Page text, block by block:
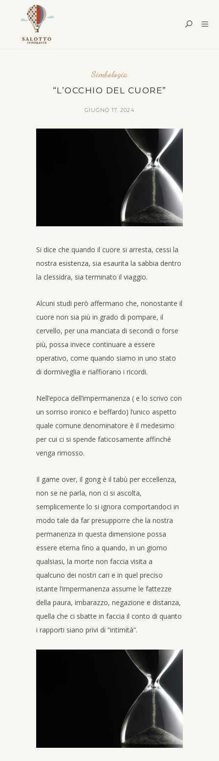
Simbologia
“L’OCCHIO DEL CUORE”
GIUGNO 17, 2024
Si dice che quando il cuore si arresta, cessi la
nostra esistenza, sia esaurita la sabbia dentro
la clessidra, sia terminato il viaggio.
Alcuni studi però affermano che, nonostante il
cuore non sia più in grado di pompare, il
cervello, per una manciata di secondi o forse
più, possa invece continuare a essere
operativo, come quando siamo in uno stato
di dormiveglia e riaffiorano i ricordi.
Nell’epoca dell’impermanenza ( e lo scrivo con
un sorriso ironico e beffardo) l’unico aspetto
quale comune denominatore è il medesimo
per cui ci si spende faticosamente affinché
venga rimosso.
Il game over, il gong è il tabù per eccellenza,
non se ne parla, non ci si ascolta,
semplicemente lo si ignora comportandoci in
modo tale da far presupporre che la nostra
permanenza in questa dimensione possa
essere eterna fino a quando, in un giorno
qualsiasi, la morte non faccia visita a
qualcuno dei nostri cari e in quel preciso
istante l’impermanenza assume le fattezze
della paura, imbarazzo, negazione e distanza,
quella che ci sbatte in faccia il conto di quanto
i rapporti siano privi di “intimità”.